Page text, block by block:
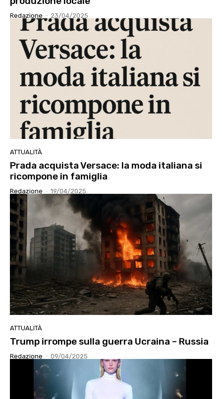
Redazione - 23/04/2025
ATTUALITÀ
Prada acquista Versace: la moda italiana si
ricompone in famiglia
Redazione - 19/04/2025
ATTUALITÀ
Trump irrompe sulla guerra Ucraina – Russia
Redazione - 09/04/2025